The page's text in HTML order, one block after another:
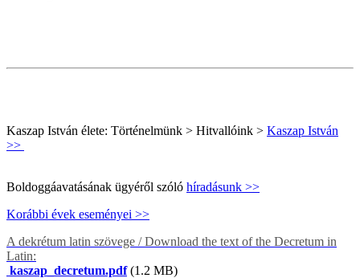
Kaszap István élete: Történelmünk > Hitvallóink > Kaszap István
>>
Boldoggáavatásának ügyéről szóló híradásunk >>
Korábbi évek eseményei >>
A dekrétum latin szövege / Download the text of the Decretum in
Latin:
kaszap_decretum.pdf(1.2 MB)